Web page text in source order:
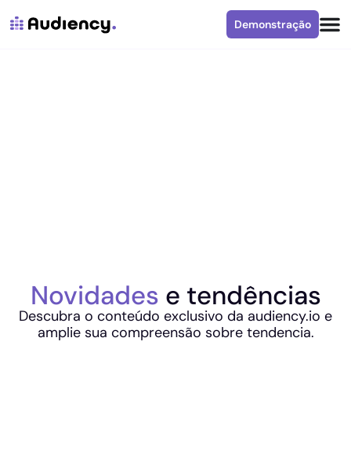
Demonstração
Novidades e tendências
Descubra o conteúdo exclusivo da audiency.io e
amplie sua compreensão sobre tendencia.